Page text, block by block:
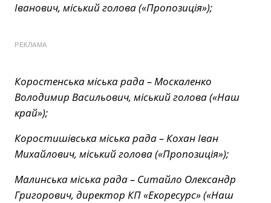
Іванович, міський голова («Пропозиція»);
РЕКЛАМА
Коростенська міська рада – Москаленко
Володимир Васильович, міський голова («Наш
край»);
Коростишівська міська рада – Кохан Іван
Михайлович, міський голова («Пропозиція»);
Малинська міська рада – Ситайло Олександр
Григорович, директор КП «Екоресурс» («Наш